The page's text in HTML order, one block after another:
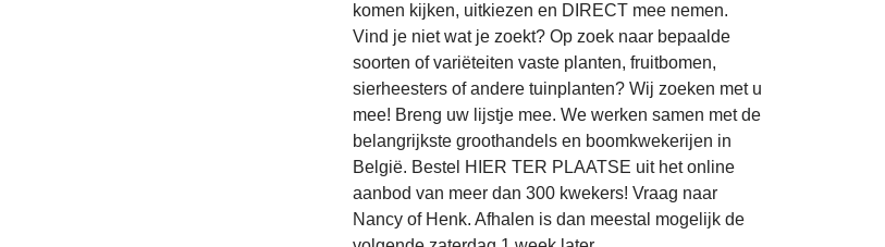
komen kijken, uitkiezen en DIRECT mee nemen.
Vind je niet wat je zoekt? Op zoek naar bepaalde
soorten of variëteiten vaste planten, fruitbomen,
sierheesters of andere tuinplanten? Wij zoeken met u
mee! Breng uw lijstje mee. We werken samen met de
belangrijkste groothandels en boomkwekerijen in
België. Bestel HIER TER PLAATSE uit het online
aanbod van meer dan 300 kwekers! Vraag naar
Nancy of Henk. Afhalen is dan meestal mogelijk de